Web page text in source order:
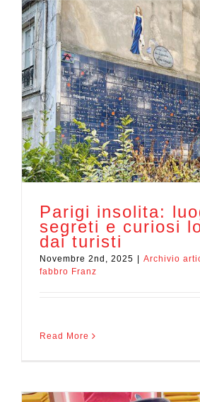
Parigi insolita:
segreti e curiosi
dai turisti
Novembre 2nd, 2025 Archivio
fabbro Franz
Read More